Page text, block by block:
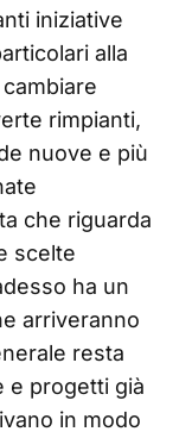
iniziative
alla
rimpianti,
nuove e più
che riguarda
scelte
ha un
arriveranno
resta
e progetti già
in modo